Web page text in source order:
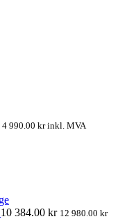
4 990.00 krinkl. MVA
10 384.00 kr 12 980.00 kr